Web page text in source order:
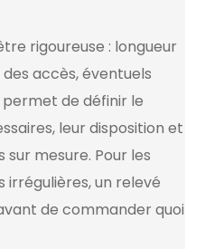
rigoureuse : longueur
accès, éventuels
permet de définir le
leur disposition et
mesure. Pour les
un relevé
de commander quoi